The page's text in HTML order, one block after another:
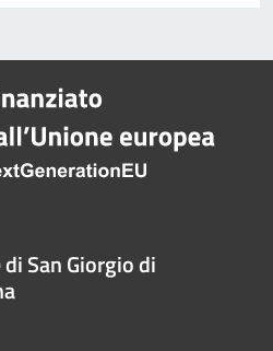
San Giorgio di